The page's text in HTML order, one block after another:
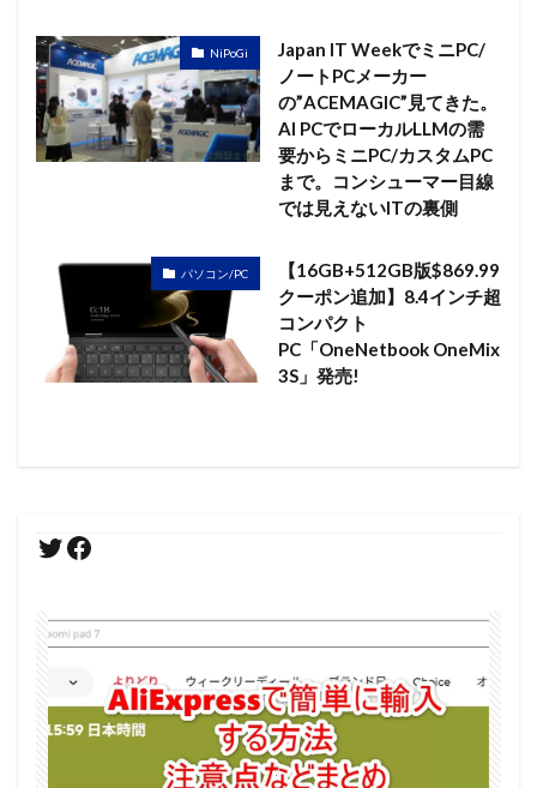
NiPoGi
Japan IT WeekでミニPC/
ノートPCメーカー
の”ACEMAGIC”見てきた。
AI PCでローカルLLMの需
要からミニPC/カスタムPC
まで。コンシューマー目線
では見えないITの裏側
パソコン/PC
【16GB+512GB版$869.99
クーポン追加】8.4インチ超
コンパクト
PC「OneNetbook OneMix
3S」発売!